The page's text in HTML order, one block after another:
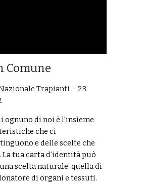
Comune
Trapianti - 23
ognuno di noi è l’insieme
che ci
e delle scelte che
tua carta d’identità può
scelta naturale: quella di
di organi e tessuti.